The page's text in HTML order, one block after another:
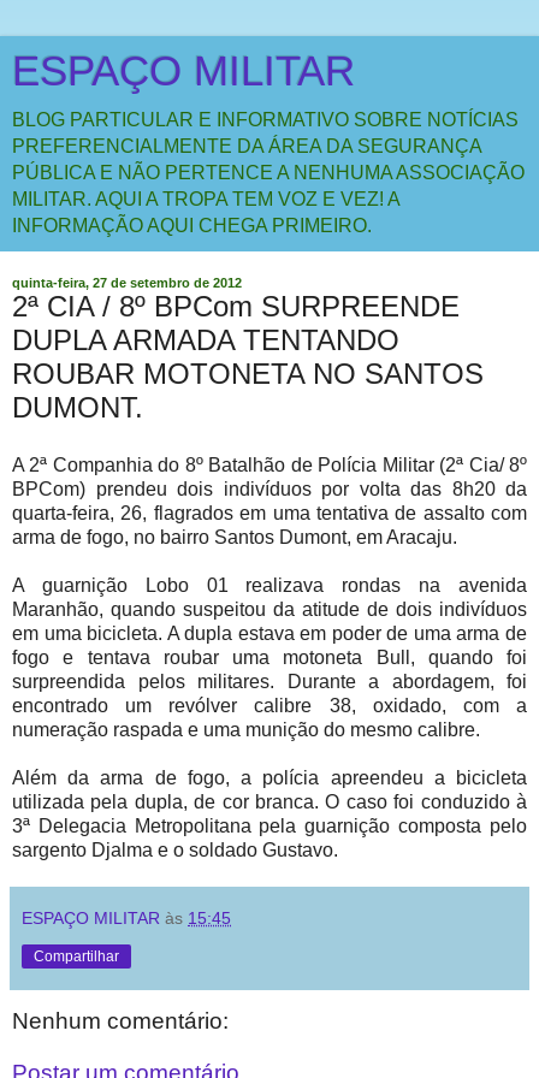
ESPAÇO MILITAR
BLOG PARTICULAR E INFORMATIVO SOBRE NOTÍCIAS
PREFERENCIALMENTE DA ÁREA DA SEGURANÇA
PÚBLICA E NÃO PERTENCE A NENHUMA ASSOCIAÇÃO
MILITAR. AQUI A TROPA TEM VOZ E VEZ! A
INFORMAÇÃO AQUI CHEGA PRIMEIRO.
quinta-feira, 27 de setembro de 2012
2ª CIA / 8º BPCom SURPREENDE
DUPLA ARMADA TENTANDO
ROUBAR MOTONETA NO SANTOS
DUMONT.
A 2ª Companhia do 8º Batalhão de Polícia Militar (2ª Cia/ 8º
BPCom) prendeu dois indivíduos por volta das 8h20 da
quarta-feira, 26, flagrados em uma tentativa de assalto com
arma de fogo, no bairro Santos Dumont, em Aracaju.
A guarnição Lobo 01 realizava rondas na avenida
Maranhão, quando suspeitou da atitude de dois indivíduos
em uma bicicleta. A dupla estava em poder de uma arma de
fogo e tentava roubar uma motoneta Bull, quando foi
surpreendida pelos militares. Durante a abordagem, foi
encontrado um revólver calibre 38, oxidado, com a
numeração raspada e uma munição do mesmo calibre.
Além da arma de fogo, a polícia apreendeu a bicicleta
utilizada pela dupla, de cor branca. O caso foi conduzido à
3ª Delegacia Metropolitana pela guarnição composta pelo
sargento Djalma e o soldado Gustavo.
ESPAÇO MILITAR às 15:45
Compartilhar
Nenhum comentário: